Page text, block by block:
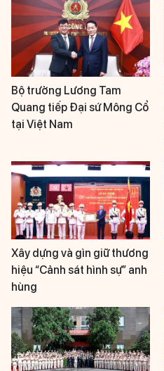
Bộ trưởng Lương Tam
Quang tiếp Đại sứ Mông Cổ
tại Việt Nam
Xây dựng và gìn giữ thương
hiệu “Cảnh sát hình sự” anh
hùng